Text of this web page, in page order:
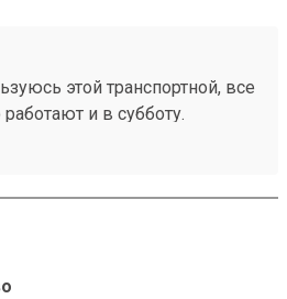
этой транспортной, все
и в субботу.